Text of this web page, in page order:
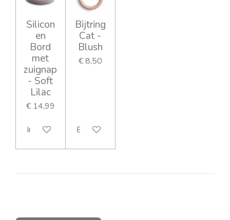
Silicon
en
Bord
met
zuignap
- Soft
Lilac
€ 14,99
In winkelwagen
Bijtring
Cat -
Blush
€ 8,50
Bekijk details